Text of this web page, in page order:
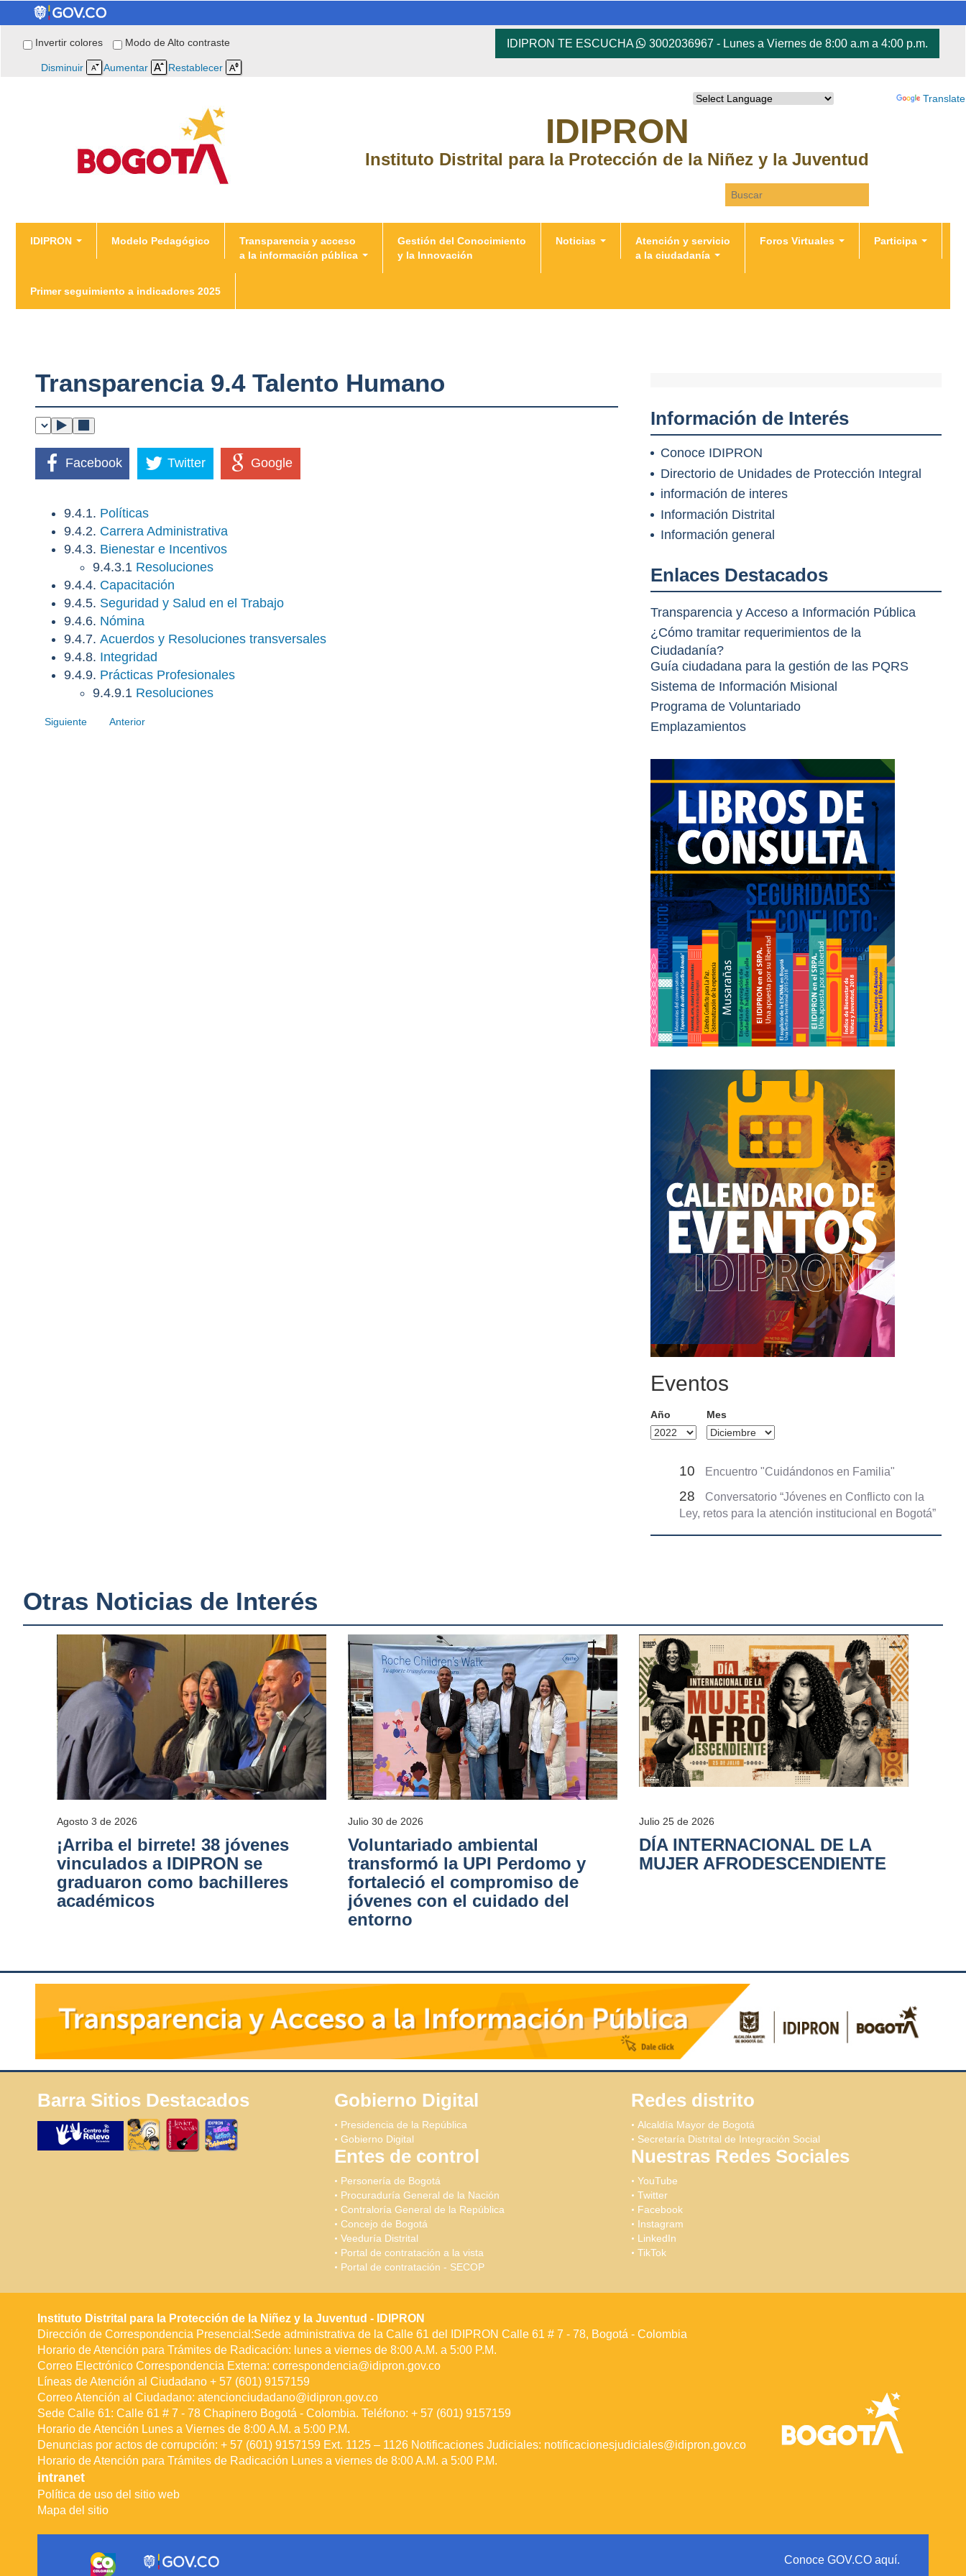
Invertir colores Modo de Alto contraste
Disminuir Aumentar Restablecer
IDIPRON TE ESCUCHA 3002036967 - Lunes a Viernes de 8:00 a.m a 4:00 p.m.
Translate
Search this site
IDIPRON
Instituto Distrital para la Protección de la Niñez y la Juventud
IDIPRON Modelo Pedagógico
Transparencia y acceso
a la información pública
Gestión del Conocimiento
y la Innovación
Noticias
Atención y servicio
a la ciudadanía
Foros Virtuales Participa
Primer seguimiento a indicadores 2025
You are here
Transparencia 9.4 Talento Humano
Facebook Twitter Google
9.4.1. Políticas
9.4.2. Carrera Administrativa
9.4.3. Bienestar e Incentivos
9.4.3.1 Resoluciones
9.4.4. Capacitación
9.4.5. Seguridad y Salud en el Trabajo
9.4.6. Nómina
9.4.7. Acuerdos y Resoluciones transversales
9.4.8. Integridad
9.4.9. Prácticas Profesionales
9.4.9.1 Resoluciones
Siguiente Anterior
Información de Interés
Conoce IDIPRON
Directorio de Unidades de Protección Integral
información de interes
Información Distrital
Información general
Enlaces Destacados
Transparencia y Acceso a Información Pública
¿Cómo tramitar requerimientos de la
Ciudadanía?
Guía ciudadana para la gestión de las PQRS
Sistema de Información Misional
Programa de Voluntariado
Emplazamientos
Eventos
Año Mes
10 Encuentro "Cuidándonos en Familia"
28
Conversatorio “Jóvenes en Conflicto con la
Ley, retos para la atención institucional en Bogotá”
Otras Noticias de Interés
Agosto 3 de 2026
¡Arriba el birrete! 38 jóvenes
vinculados a IDIPRON se
graduaron como bachilleres
académicos
Julio 30 de 2026
Voluntariado ambiental
transformó la UPI Perdomo y
fortaleció el compromiso de
jóvenes con el cuidado del
entorno
Julio 25 de 2026
DÍA INTERNACIONAL DE LA
MUJER AFRODESCENDIENTE
Barra Sitios Destacados Gobierno Digital
Presidencia de la República
Gobierno Digital
Redes distrito
Alcaldía Mayor de Bogotá
Secretaría Distrital de Integración Social
Entes de control
Personería de Bogotá
Procuraduría General de la Nación
Contraloría General de la República
Concejo de Bogotá
Veeduría Distrital
Portal de contratación a la vista
Portal de contratación - SECOP
Nuestras Redes Sociales
YouTube
Twitter
Facebook
Instagram
LinkedIn
TikTok
Instituto Distrital para la Protección de la Niñez y la Juventud - IDIPRON
Dirección de Correspondencia Presencial:Sede administrativa de la Calle 61 del IDIPRON Calle 61 # 7 - 78, Bogotá - Colombia
Horario de Atención para Trámites de Radicación: lunes a viernes de 8:00 A.M. a 5:00 P.M.
Correo Electrónico Correspondencia Externa: correspondencia@idipron.gov.co
Líneas de Atención al Ciudadano + 57 (601) 9157159
Correo Atención al Ciudadano: atencionciudadano@idipron.gov.co
Sede Calle 61: Calle 61 # 7 - 78 Chapinero Bogotá - Colombia. Teléfono: + 57 (601) 9157159
Horario de Atención Lunes a Viernes de 8:00 A.M. a 5:00 P.M.
Denuncias por actos de corrupción: + 57 (601) 9157159 Ext. 1125 – 1126 Notificaciones Judiciales: notificacionesjudiciales@idipron.gov.co
Horario de Atención para Trámites de Radicación Lunes a viernes de 8:00 A.M. a 5:00 P.M.
intranet
Política de uso del sitio web
Mapa del sitio
Conoce GOV.CO aquí.